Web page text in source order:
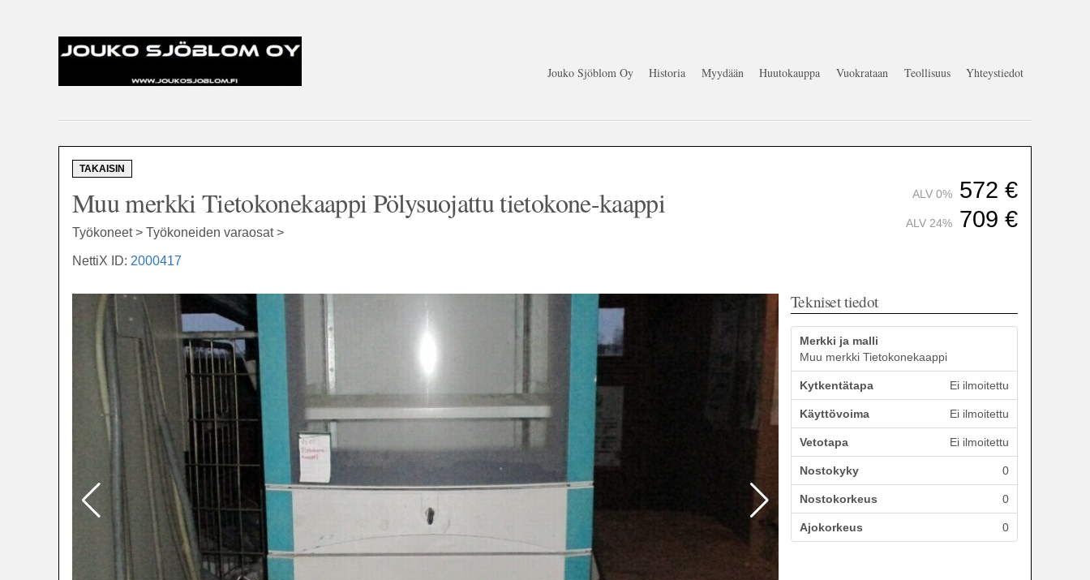
Jouko Sjöblom Oy Historia Myydään Huutokauppa Vuokrataan Teollisuus Yhteystiedot
TAKAISIN
Muu merkki Tietokonekaappi Pölysuojattu tietokone-kaappi
Työkoneet > Työkoneiden varaosat >
NettiX ID: 2000417
ALV 0% 572 €
ALV 24% 709 €
Tekniset tiedot
Merkki ja malli
Muu merkki Tietokonekaappi
Kytkentätapa Ei ilmoitettu
Käyttövoima Ei ilmoitettu
Vetotapa Ei ilmoitettu
Nostokyky 0
Nostokorkeus 0
Ajokorkeus 0